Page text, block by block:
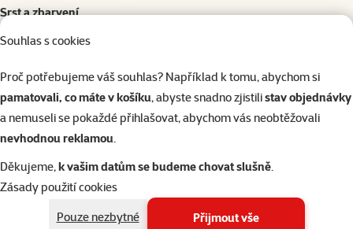
Souhlas s cookies
Proč potřebujeme váš souhlas? Například k tomu, abychom si
pamatovali, co máte v košíku, abyste snadno zjistilistav objednávky
a nemuseli se pokaždé přihlašovat, abychom vás neobtěžovali
nevhodnou reklamou.
Děkujeme,k vašim datům se budeme chovat slušně.
Zásady použití cookies
Pouze nezbytné
Přijmout vše
Srst a zbarvení
Krátká a tvrdá srst je nenáročná na péči a stačí ji jednou týdně řádně
mohou být prokvetlé, kropenaté s pálením nebo černými znaky.
Zdraví
Australský honácký pes je obecně zdravé plemeno, které se při
dobré péči může dožít až 14-ti let, ne-li o něco více. Potrápit ho však
období růstu nepřetěžovat.
Hodnocení 63%, počet hodnocení: 8